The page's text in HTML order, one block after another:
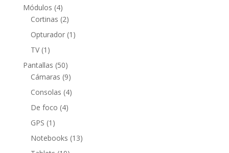
Módulos 44
productos
Cortinas 22
productos
Opturador 1 1
TV 1 1
producto
Pantallas 5050
productos
Cámaras 99
productos
Consolas 44
De foco 44
GPS 1 1
producto
Notebooks 1313